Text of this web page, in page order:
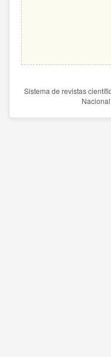
Sistema de revistas